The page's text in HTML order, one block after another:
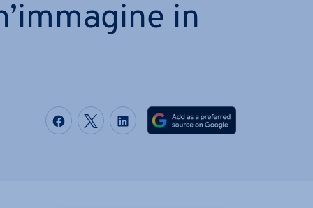
in
Condividi via Facebook
Condividi via Twitter
Condividi via LinkedIN